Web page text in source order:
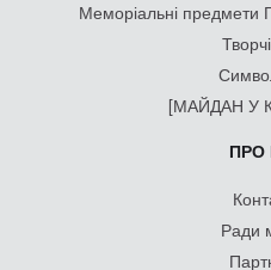
Меморіальні предмети
[МАЙДАН У
ПРО
Ради